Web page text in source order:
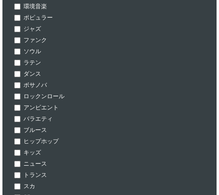
環境音楽
ポピュラー
ジャズ
ファンク
ソウル
ラテン
ダンス
ボサノバ
ロックンロール
アンビエント
バラエティ
ブルース
ヒップホップ
キッズ
ニュース
トランス
スカ